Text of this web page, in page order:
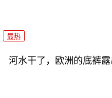
最热
河水干了，欧洲的底裤露